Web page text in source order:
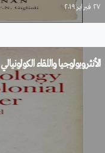
۲۷ فبراير ۲۰۱۹
الأنثروبولوجيا واللقاء الكولونيالي